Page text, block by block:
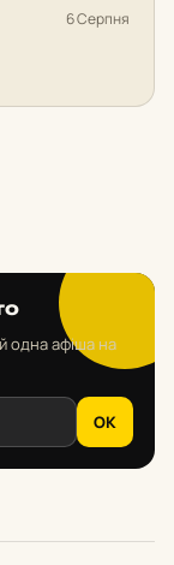
6 Серпня
одна афіша на
OK